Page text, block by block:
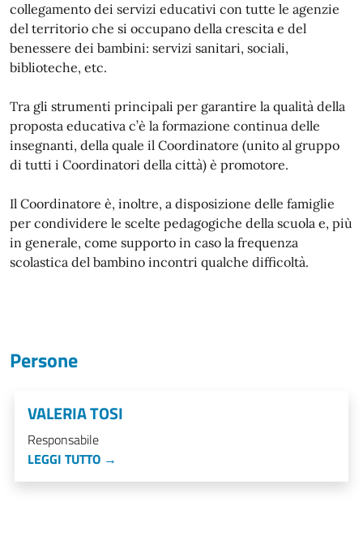
collegamento dei servizi educativi con tutte le agenzie
del territorio che si occupano della crescita e del
benessere dei bambini: servizi sanitari, sociali,
biblioteche, etc.
Tra gli strumenti principali per garantire la qualità della
proposta educativa c’è la formazione continua delle
insegnanti, della quale il Coordinatore (unito al gruppo
di tutti i Coordinatori della città) è promotore.
Il Coordinatore è, inoltre, a disposizione delle famiglie
per condividere le scelte pedagogiche della scuola e, più
in generale, come supporto in caso la frequenza
scolastica del bambino incontri qualche difficoltà.
Persone
VALERIA TOSI
Responsabile
LEGGI TUTTO →